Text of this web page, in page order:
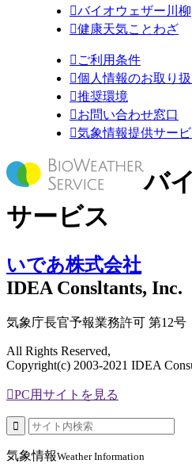
バイオウェザー川柳
健康天気ことわざ
 ご利用条件
個人情報のお取り
推奨環境
お問い合わせ窓口
気象情報提供サー
バ
サービス
いであ株式会社
IDEA Consltants, Inc.
気象庁長官予報業務許可 第12号
All Rights Reserved,
Copyright(c) 2003-2021 IDEA
PC用サイトを見る

気象情報Weather Information